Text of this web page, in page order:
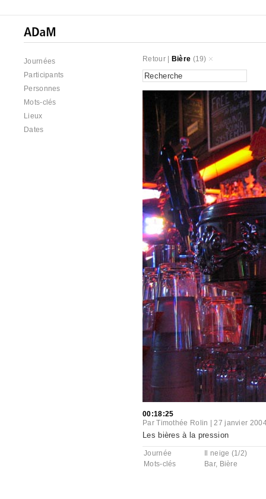
Journées
Participants
Personnes
Mots-clés
Lieux
Dates
Retour| Bière (19)
00:18:25
ParTimothée Rolin |27 janvier
Les bières à la pression
Journée
Il neige (1/2)
Mots-clés
Bar, Bière